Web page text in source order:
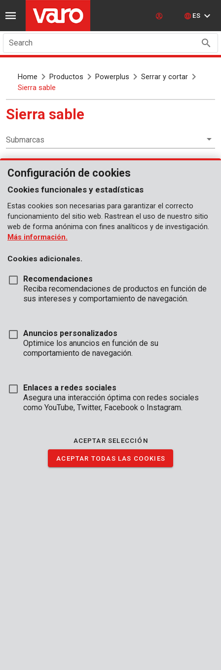
ES
Search
Home Productos Powerplus
Serrar y cortar
Sierra sable
Sierra sable
Submarcas
Serrar y cortar
Sierra sable 750W - 2 acc.
Configuración de cookies
Cookies funcionales y estadísticas
Estas cookies son necesarias para garantizar el correcto
funcionamiento del sitio web. Rastrean el uso de nuestro sitio
web de forma anónima con fines analíticos y de investigación.
Más información.
Cookies adicionales.
Recomendaciones
Reciba recomendaciones de productos en función de
sus intereses y comportamiento de navegación.
Anuncios personalizados
Optimice los anuncios en función de su
comportamiento de navegación.
Enlaces a redes sociales
Asegura una interacción óptima con redes sociales
como YouTube, Twitter, Facebook o Instagram.
ACEPTAR SELECCIÓN
ACEPTAR TODAS LAS COOKIES